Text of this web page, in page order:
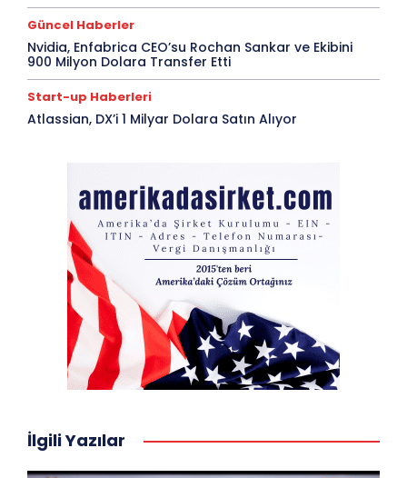
Güncel Haberler
Nvidia, Enfabrica CEO’su Rochan Sankar ve Ekibini
900 Milyon Dolara Transfer Etti
Start-up Haberleri
Atlassian, DX’i 1 Milyar Dolara Satın Alıyor
İlgili Yazılar